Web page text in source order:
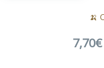
🍌
7,70€